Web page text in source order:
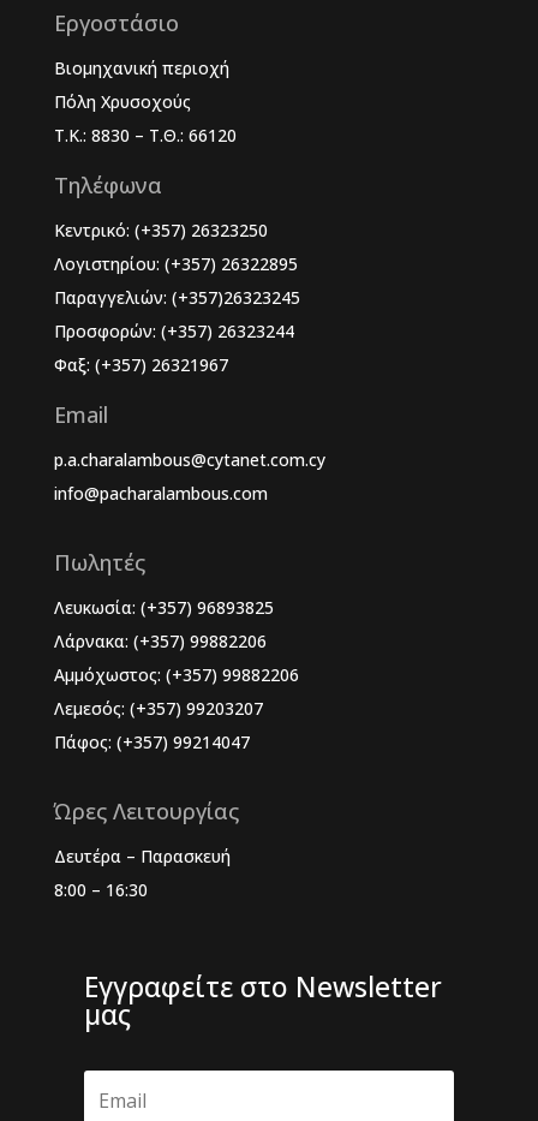
Εργοστάσιο
Βιομηχανική περιοχή
Πόλη Χρυσοχούς
Τ.Κ.: 8830 – Τ.Θ.: 66120
Τηλέφωνα
Κεντρικό: (+357) 26323250
Λογιστηρίου: (+357) 26322895
Παραγγελιών: (+357)26323245
Προσφορών: (+357) 26323244
Φαξ: (+357) 26321967
Email
p.a.charalambous@cytanet.com.cy
info@pacharalambous.com
Πωλητές
Λευκωσία: (+357) 96893825
Λάρνακα: (+357) 99882206
Αμμόχωστος: (+357) 99882206
Λεμεσός: (+357) 99203207
Πάφος: (+357) 99214047
Ώρες Λειτουργίας
Δευτέρα – Παρασκευή
8:00 – 16:30
Εγγραφείτε στο Newsletter
μας